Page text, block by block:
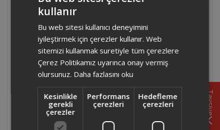
AR3158 - Arzum Neosteel Inox Çay
Makinesi Cihazın hangi parçaları elde
yıkanabilir?
AR3158 - Arzum Neosteel Inox Çay
Makinesi Cihaz hangi ortamlarda
kullanılmamalıdır?
AR3158 - Arzum Neosteel Inox Çay
Tavsiye
kullanır
Bu web sitesi kullanıcı deneyimini
iyileştirmek için çerezler kullanır. Web
sitemizi kullanmak suretiyle tüm çerezlere
Çerez Politikamız uyarınca onay vermiş
olursunuz. Daha fazlasını oku
Kesinlikle
gerekli
çerezler
Performans
çerezleri
Hedefleme
çerezleri